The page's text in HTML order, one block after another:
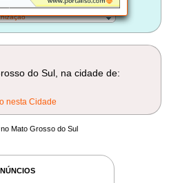
do Sul, na cidade de:
nesta Cidade
Mato Grosso do Sul